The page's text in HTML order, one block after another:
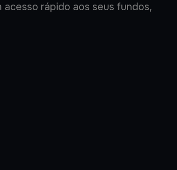
rápido aos seus fundos,